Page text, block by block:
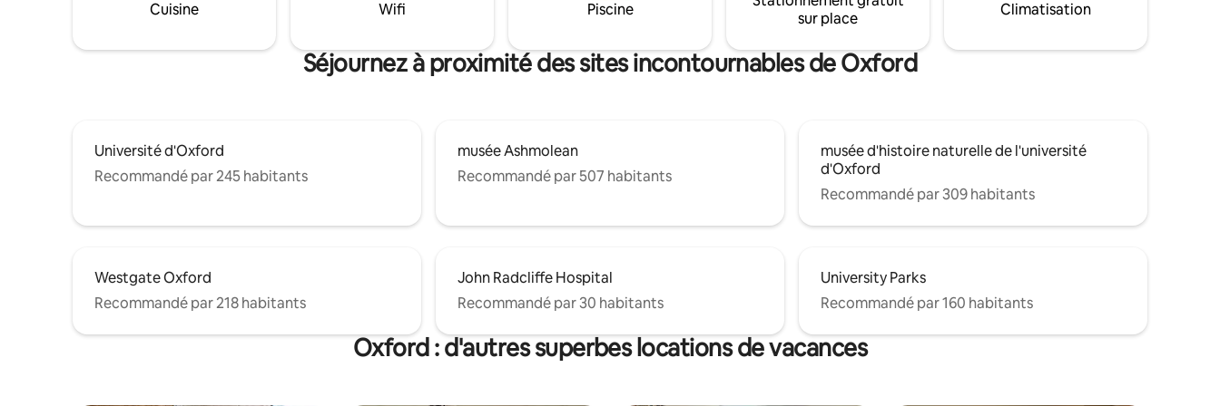
nuits et de 20 % de réduction pour les
retraite romantique parfaite pour se
souvenirs inoubliables.
piscine extérieure, de courts de tennis et
assister à des rendez-vous dans les
Cuisine Wifi Piscine
sur place
Climatisation
Séjournez à proximité des sites incontournables de Oxford
Université d'Oxford
Recommandé par 245 habitants
musée Ashmolean
Recommandé par 507 habitants
musée d'histoire naturelle de l'université
d'Oxford
Recommandé par 309 habitants
Westgate Oxford
Recommandé par 218 habitants
John Radcliffe Hospital
Recommandé par 30 habitants
University Parks
Recommandé par 160 habitants
Oxford : d'autres superbes locations de vacances